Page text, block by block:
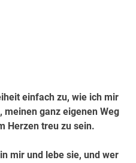
einfach zu, wie ich mir
ganz eigenen Weg
Herzen treu zu sein.
mir und lebe sie, und wer